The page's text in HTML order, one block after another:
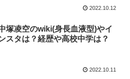
2022.10.12
塚凌空のwiki(身長血液型)やイ
スタは？経歴や高校中学は？
2022.10.11